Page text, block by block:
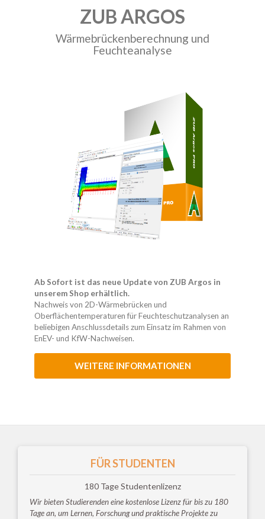
ZUB ARGOS
Wärmebrückenberechnung und
Feuchteanalyse
Ab Sofort ist das neue Update von ZUB Argos in
unserem Shop erhältlich.
Nachweis von 2D-Wärmebrücken und
Oberflächentemperaturen für Feuchteschutzanalysen an
beliebigen Anschlussdetails zum Einsatz im Rahmen von
EnEV- und KfW-Nachweisen.
WEITERE INFORMATIONEN
FÜR STUDENTEN
180 Tage Studentenlizenz
Wir bieten Studierenden eine kostenlose Lizenz für bis zu 180
Tage an, um Lernen, Forschung und praktische Projekte zu